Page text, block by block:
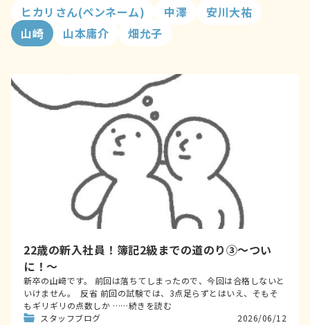
ヒカリさん(ペンネーム)
中澤
安川大祐
山崎
山本庸介 畑允子
22歳の新入社員！簿記2級までの道のり③～つい
に！～
新卒の山﨑です。 前回は落ちてしまったので、今回は合格しないと
いけません。 反省 前回の試験では、3点足らずとはいえ、そもそ
もギリギリの点数しか ……続きを読む
スタッフブログ
2026/06/12